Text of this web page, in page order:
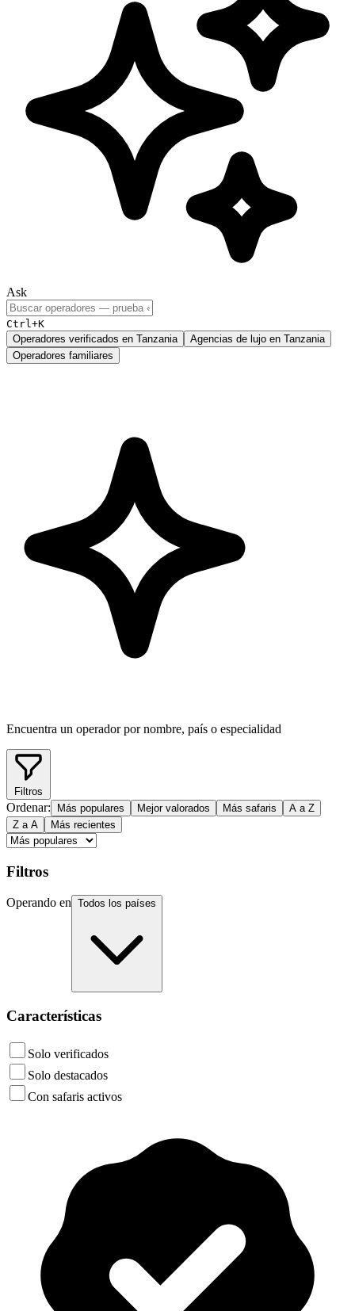
Ask
Ctrl+K
Operadores verificados en Tanzania
Agencias de lujo en Tanzania
Operadores familiares
Encuentra un operador por nombre, país o especialidad
Filtros
Ordenar: Más populares Mejor valorados Más safaris
A a Z
Z a A
Más recientes
Filtros
Operando en Todos los países
Características
Solo verificados
Solo destacados
Con safaris activos